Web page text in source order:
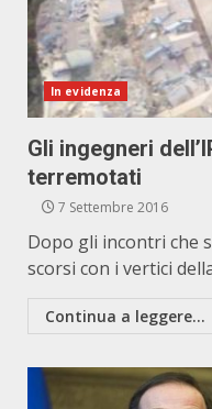
In evidenza
Gli ingegneri
terremotati
7 Settembre 2016
Dopo gli incontri che
scorsi con i vertici
Continua a leggere...